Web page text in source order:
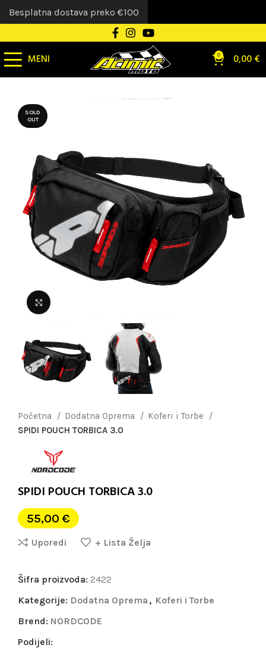
MENI 0 0,00€
SOLD
OUT
Početna Dodatna Oprema
Koferi i Torbe
SPIDI POUCH TORBICA 3.0
SPIDI POUCH TORBICA 3.0
55,00 €
Uporedi + Lista Želja
Šifra proizvoda: 2422
Kategorije: Dodatna Oprema , Koferi i Torbe
Brend: NORDCODE
Podijeli:
Besplatna dostava preko €100